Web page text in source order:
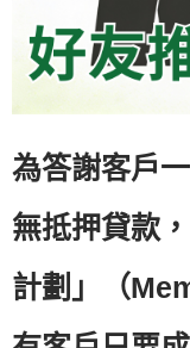
為答謝客戶
無抵押貸款
計劃」（